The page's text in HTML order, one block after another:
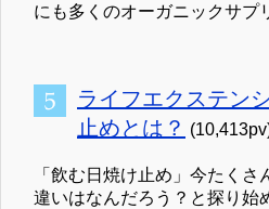
にも多くのオーガニックサプ
ライフエクステン
止めとは？
「飲む日焼け止め」今たくさ
違いはなんだろう？と探り始